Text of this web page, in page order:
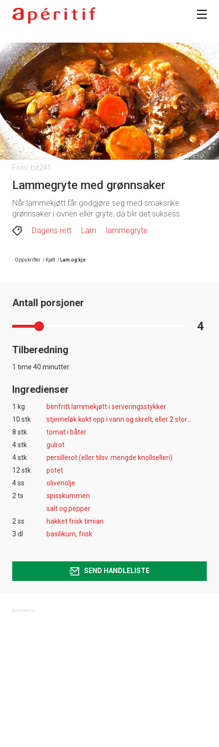
Foto: bit245
Lammegryte med grønnsaker
Når lammekjøtt får godgjøre seg med smaksrike
grønnsaker i ovnen eller gryte, da blir det suksess.
Dagens rett
Lam lammegryte
Oppskrifter / Kjøtt / Lam og kje
Antall porsjoner
4
Tilberedning
1 time 40 minutter
Ingredienser
1 kg
benfritt lammekjøtt i serveringsstykker
10 stk
8 stk
tomat i båter
4 stk
gulrot
4 stk
persillerot (eller tilsv. mengde knollselleri)
12 stk
potet
4 ss
olivenolje
2 ts
spisskummen
salt og pepper
2 ss
hakket frisk timian
3 dl
basilikum, frisk
SEND HANDLELISTE